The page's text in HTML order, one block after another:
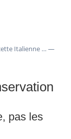
Italienne … —
pas les